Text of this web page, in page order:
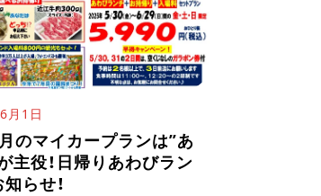
月1日
のマイカープランは”あ
主役！日帰りあわびラン
らせ！